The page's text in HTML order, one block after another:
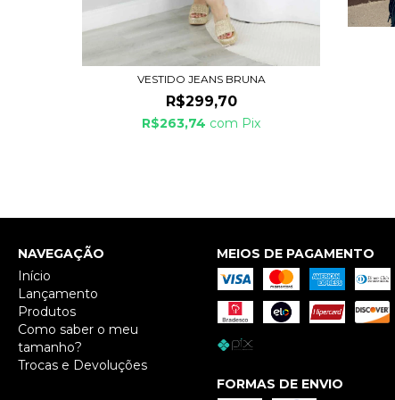
VESTIDO JEANS BRUNA
R$299,70
R$263,74 com Pix
NAVEGAÇÃO
Início
Lançamento
Produtos
Como saber o meu
tamanho?
Trocas e Devoluções
MEIOS DE PAGAMENTO
FORMAS DE ENVIO